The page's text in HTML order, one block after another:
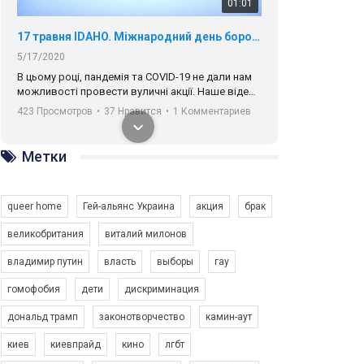
01:01
17 травня IDAHO. Міжнародний день боротьби з гомофобією трансфобією і біфобія.
5/17/2020
В цьому році, пандемія та COVІD-19 не дали нам
можливості провести вуличні акції. Наше відео-
звернення про те, що навіть коли ми у різних
містах та не можемо зустрінеться, ми разом. Ми
закликаємо всіх хто поділяє цінності рівності та
солідарності, приєднатися до нас. Регіональні
підрозділи ГАУ є в 16 областях України.
423 Просмотров • 37 Нравится • 1 Комментариев
Зупинимо насильство проти ЛГБТ в Україні! Stop violence against LGBT in Ukraine!
Емоційний та вражаючий промо-ролік на
Метки
queer home Гей-альянс Украина акция брак
великобритания виталий милонов
владимир путин власть выборы гау
гомофобия дети дискриминация
дональд трамп законотворчество камин-аут
киев киевпрайд кино лгбт